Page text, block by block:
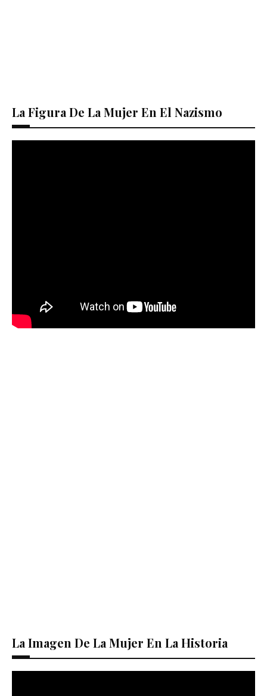
La Figura De La Mujer En El Nazismo
La Imagen De La Mujer En La Historia